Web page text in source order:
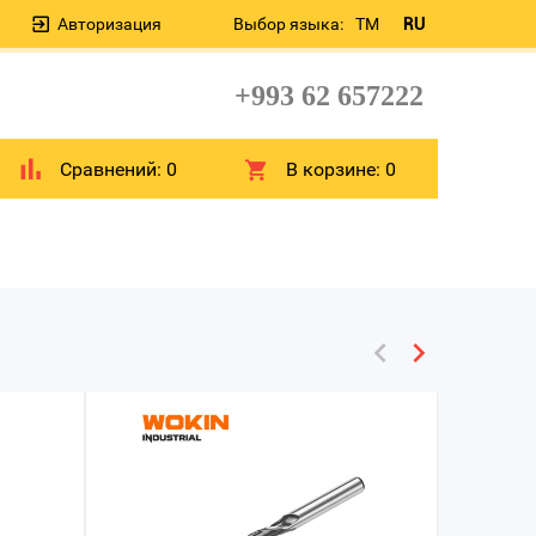
Выбор языка: TM RU
Авторизация
+993 62 657222
Сравнений: 0 В корзине:0